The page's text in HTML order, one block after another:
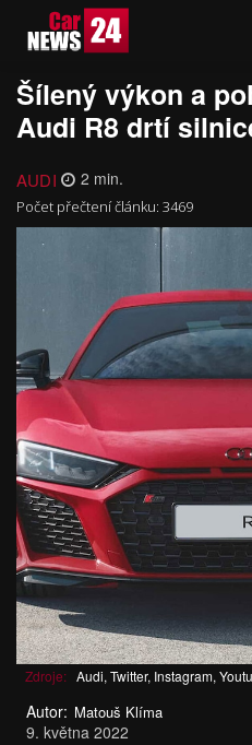
Šílený výkon a
Audi R8 drtí
AUDI 2 min.
Počet přečtení článku: 3469
Zdroje: Audi, Twitter, Instagram,
Autor: Matouš Klíma
9. května 2022